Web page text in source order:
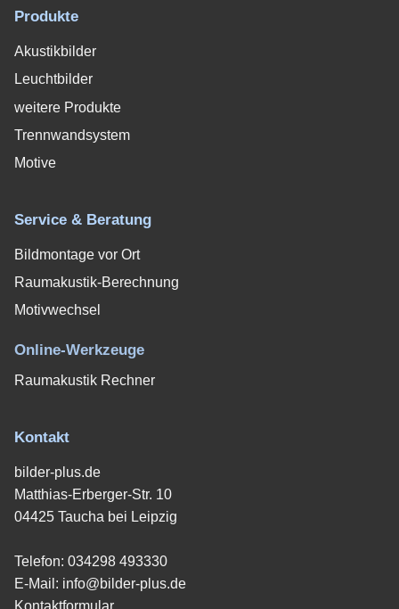
Produkte
Akustikbilder
Leuchtbilder
weitere Produkte
Trennwandsystem
Motive
Service & Beratung
Bildmontage vor Ort
Raumakustik-Berechnung
Motivwechsel
Online-Werkzeuge
Raumakustik Rechner
Kontakt
bilder-plus.de
Matthias-Erberger-Str. 10
04425 Taucha bei Leipzig
Telefon: 034298 493330
E-Mail: info@bilder-plus.de
Kontaktformular